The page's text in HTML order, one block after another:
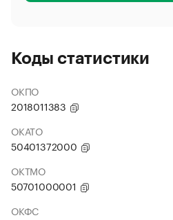
Коды статистики
ОКПО
2018011383
ОКАТО
50401372000
ОКТМО
50701000001
ОКФС